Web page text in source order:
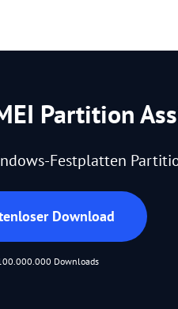
Partition
Festplatten
Download
Downloads